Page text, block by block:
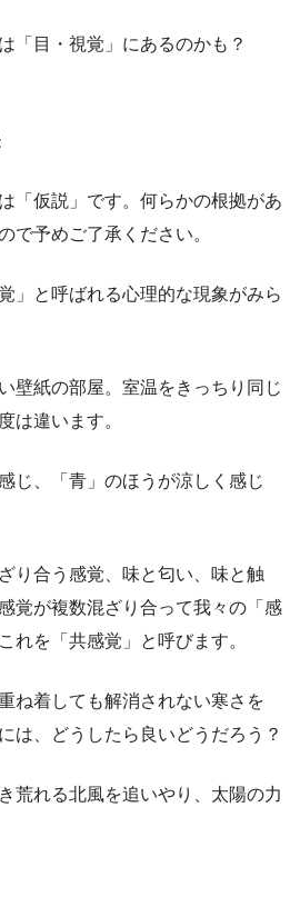
「目・視覚」にあるのかも？
「仮説」です。何らかの根拠があ
で予めご了承ください。
」と呼ばれる心理的な現象がみら
壁紙の部屋。室温をきっちり同じ
は違います。
じ、「青」のほうが涼しく感じ
り合う感覚、味と匂い、味と触
覚が複数混ざり合って我々の「感
れを「共感覚」と呼びます。
ね着しても解消されない寒さを
は、どうしたら良いどうだろう？
荒れる北風を追いやり、太陽の力